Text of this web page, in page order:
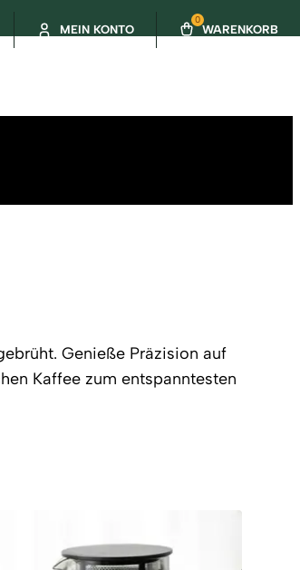
MEIN KONTO
0
WARENKORB
Genieße Präzision auf
Kaffee zum entspanntesten